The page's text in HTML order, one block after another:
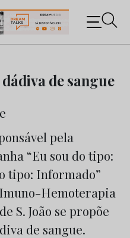
sobre os negócios do
de sangue
pela
“Eu sou do tipo:
tipo: Informado”
Hemoterapia
S. João se propõe
de sangue.